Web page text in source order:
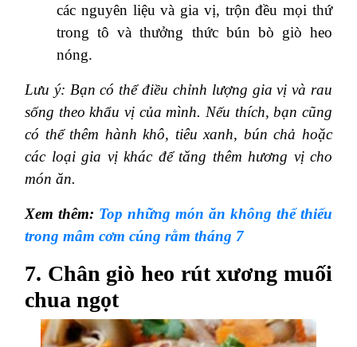
các nguyên liệu và gia vị, trộn đều mọi thứ
trong tô và thưởng thức bún bò giò heo
nóng.
Lưu ý: Bạn có thể điều chỉnh lượng gia vị và rau
sống theo khẩu vị của mình. Nếu thích, bạn cũng
có thể thêm hành khô, tiêu xanh, bún chả hoặc
các loại gia vị khác để tăng thêm hương vị cho
món ăn.
Xem thêm: Top những món ăn không thể thiếu
trong mâm cơm cúng rằm tháng 7
7. Chân giò heo rút xương muối
chua ngọt